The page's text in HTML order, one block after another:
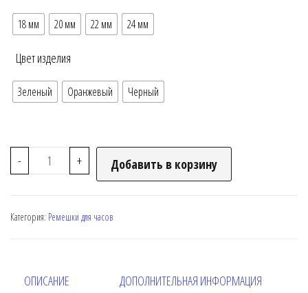
18 мм 20 мм 22 мм 24 мм
Цвет изделия
Зеленый Оранжевый Черный
- + Добавить в корзину
Категория: Ремешки для часов
ОПИСАНИЕ ДОПОЛНИТЕЛЬНАЯ ИНФОРМАЦИЯ